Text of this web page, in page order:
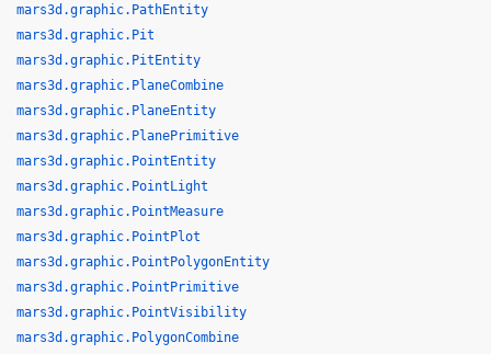
mars3d.graphic.PathEntity
mars3d.graphic.Pit
mars3d.graphic.PitEntity
mars3d.graphic.PlaneCombine
mars3d.graphic.PlaneEntity
mars3d.graphic.PlanePrimitive
mars3d.graphic.PointEntity
mars3d.graphic.PointLight
mars3d.graphic.PointMeasure
mars3d.graphic.PointPlot
mars3d.graphic.PointPolygonEntity
mars3d.graphic.PointPrimitive
mars3d.graphic.PointVisibility
mars3d.graphic.PolygonCombine